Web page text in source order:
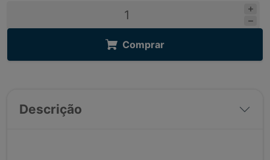
Comprar
Descrição